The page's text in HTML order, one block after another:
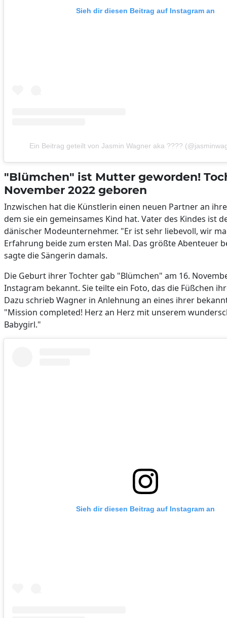
Sieh dir diesen Beitrag auf Instagram an
Ein Beitrag geteilt von Jasmin Wagner aka ????
"Blümchen" ist Mutter geworden!
November 2022 geboren
Inzwischen hat die Künstlerin einen neuen Partner an
dem sie ein gemeinsames Kind hat. Vater des Kindes ist
dänischer Modeunternehmer. "Er ist sehr liebevoll, wir
Erfahrung beide zum ersten Mal. Das größte Abenteuer
sagte die Sängerin damals.
Die Geburt ihrer Tochter gab "Blümchen" am 16.
Instagram bekannt. Sie teilte ein Foto, das die Füßchen
Dazu schrieb Wagner in Anlehnung an eines ihrer
"Mission completed! Herz an Herz mit unserem
Babygirl."
Sieh dir diesen Beitrag auf Instagram an